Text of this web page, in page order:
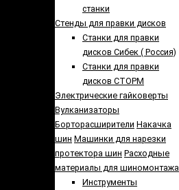
станки
Стенды для правки дисков
Cтанки для правки
дисков Сибек ( Россия)
Станки для правки
дисков СТОРМ
Электрические гайковерты
Вулканизаторы
Борторасширители Накачка
шин Машинки для нарезки
протектора шин Расходные
материалы для шиномонтажа
Инструменты